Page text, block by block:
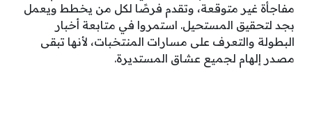
مفاجأة غير متوقعة، وتقدم فرصًا لكل من يخطط ويعمل
بجد لتحقيق المستحيل. استمروا في متابعة أخبار
البطولة والتعرف على مسارات المنتخبات، لأنها تبقى
مصدر إلهام لجميع عشاق المستديرة.